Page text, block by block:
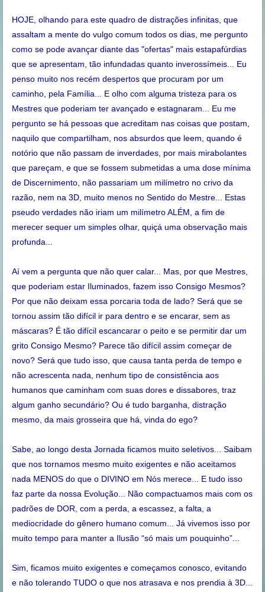
HOJE, olhando para este quadro de distrações infinitas, que
assaltam a mente do vulgo comum todos os dias, me pergunto
como se pode avançar diante das "ofertas" mais estapafúrdias
que se apresentam, tão infundadas quanto inverossímeis... Eu
penso muito nos recém despertos que procuram por um
caminho, pela Família... E olho com alguma tristeza para os
Mestres que poderiam ter avançado e estagnaram... Eu me
pergunto se há pessoas que acreditam nas coisas que postam,
naquilo que compartilham, nos absurdos que leem, quando é
notório que não passam de inverdades, por mais mirabolantes
que pareçam, e que se fossem submetidas a uma dose mínima
de Discernimento, não passariam um milímetro no crivo da
razão, nem na 3D, muito menos no Sentido do Mestre... Estas
pseudo verdades não iriam um milímetro ALÉM, a fim de
merecer sequer um simples olhar, quiçá uma observação mais
profunda...
Aí vem a pergunta que não quer calar... Mas, por que Mestres,
que poderiam estar Iluminados, fazem isso Consigo Mesmos?
Por que não deixam essa porcaria toda de lado? Será que se
tornou assim tão difícil ir para dentro e se encarar, sem as
máscaras? É tão difícil escancarar o peito e se permitir dar um
grito Consigo Mesmo? Parece tão difícil assim começar de
novo? Será que tudo isso, que causa tanta perda de tempo e
não acrescenta nada, nenhum tipo de consistência aos
humanos que caminham com suas dores e dissabores, traz
algum ganho secundário? Ou é tudo barganha, distração
mesmo, da mais grosseira que há, vinda do ego?
Sabe, ao longo desta Jornada ficamos muito seletivos... Saibam
que nos tornamos mesmo muito exigentes e não aceitamos
nada MENOS do que o DIVINO em Nós merece... E tudo isso
faz parte da nossa Evolução... Não compactuamos mais com os
padrões de DOR, com a perda, a escassez, a falta, a
mediocridade do gênero humano comum... Já vivemos isso por
muito tempo para manter a Ilusão “só mais um pouquinho”...
Sim, ficamos muito exigentes e começamos conosco, evitando
e não tolerando TUDO o que nos atrasava e nos prendia à 3D...